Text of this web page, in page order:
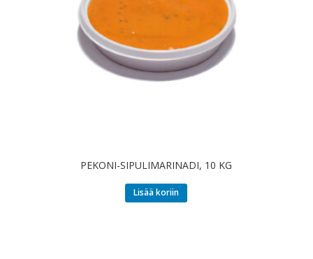
PEKONI-SIPULIMARINADI, 10 KG
Lisää koriin